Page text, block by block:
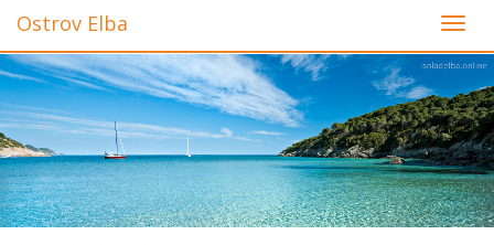
DEU
NED
FRA
PYC
Ostrov Elba